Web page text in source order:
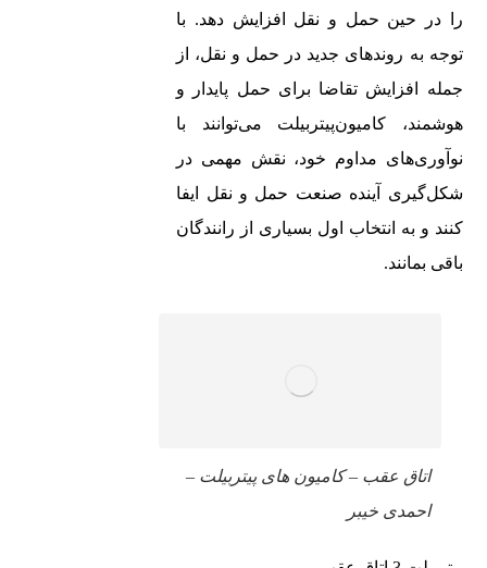
را در حین حمل و نقل افزایش دهد. با
توجه به روندهای جدید در حمل و نقل، از
جمله افزایش تقاضا برای حمل پایدار و
هوشمند، کامیون‌پیتربیلت می‌توانند با
نوآوری‌های مداوم خود، نقش مهمی در
شکل‌گیری آینده صنعت حمل و نقل ایفا
کنند و به انتخاب اول بسیاری از رانندگان
باقی بمانند.
اتاق عقب – کامیون های پیتربیلت –
احمدی خیبر